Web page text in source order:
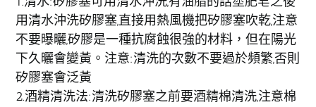
用清水沖洗矽膠塞,直接用熱風機把矽膠塞吹乾,注意
不要曝曬,矽膠是一種抗腐蝕很強的材料，但在陽光
下久曬會變黃。注意:清洗的次數不要過於頻繁,否則
矽膠塞會泛黃
2.酒精清洗法:清洗矽膠塞之前要酒精棉清洗,注意棉